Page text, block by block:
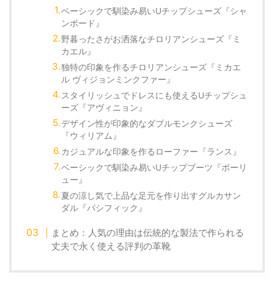
ベーシックで馴染み易いUチップシューズ『シャ
ンボード』
野暮ったさがお洒落なチロリアンシューズ『ミ
カエル』
独特の印象を作るチロリアンシューズ『ミカエ
ル ヴィジョンミンクファー』
スタイリッシュでドレスにも使えるUチップシュ
ーズ『アヴィニョン』
デザイン性が印象的なダブルモンクシューズ
『ウィリアム』
カジュアルな印象を作るローファー『ランス』
ベーシックで馴染み易いUチップブーツ『ボーリ
ュー』
夏の涼し気で上品な足元を作り出すグルカサン
ダル『パシフィック』
まとめ：人気の理由は伝統的な製法で作られる
丈夫で永く使える評判の革靴